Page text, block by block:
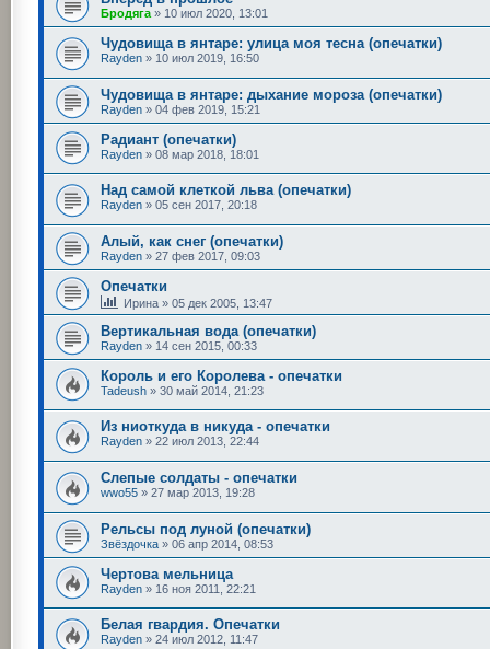
Бродяга » 10 июл 2020, 13:01
Чудовища в янтаре: улица моя тесна (опечатки)
Rayden » 10 июл 2019, 16:50
Чудовища в янтаре: дыхание мороза (опечатки)
Rayden » 04 фев 2019, 15:21
Радиант (опечатки)
Rayden » 08 мар 2018, 18:01
Над самой клеткой льва (опечатки)
Rayden » 05 сен 2017, 20:18
Алый, как снег (опечатки)
Rayden » 27 фев 2017, 09:03
Опечатки
Ирина » 05 дек 2005, 13:47
Вертикальная вода (опечатки)
Rayden » 14 сен 2015, 00:33
Король и его Королева - опечатки
Tadeush » 30 май 2014, 21:23
Из ниоткуда в никуда - опечатки
Rayden » 22 июл 2013, 22:44
Слепые солдаты - опечатки
wwo55 » 27 мар 2013, 19:28
Рельсы под луной (опечатки)
Звёздочка » 06 апр 2014, 08:53
Чертова мельница
Rayden » 16 ноя 2011, 22:21
Белая гвардия. Опечатки
Rayden » 24 июл 2012, 11:47